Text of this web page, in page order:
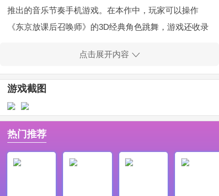
推出的音乐节奏手机游戏。在本作中，玩家可以操作
《东京放课后召唤师》的3D经典角色跳舞，游戏还收录
东京放课后召唤师OnStage特色
1、顶尖声优加盟，余音缭绕让你心情舒畅
2、高清的日系动漫风格画面搭配各种风格的舞台系时装
3、根据人气手游改编，匠心巨作，诸多宅男少女的梦想
之作
4、华丽酷炫的舞台场景让你身临其境的体验
点击展开内容
游戏截图
热门推荐